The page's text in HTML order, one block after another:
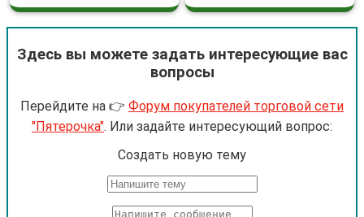
Здесь вы можете задать интересующие вас
вопросы
Перейдите на 👉 Форум покупателей торговой сети
"Пятерочка". Или задайте интересующий вопрос:
Cоздать новую тему